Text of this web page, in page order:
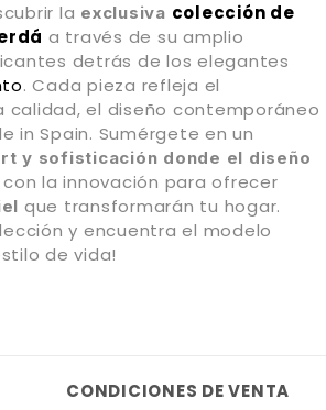
la exclusiva colección de
a través de su amplio
detrás de los elegantes
. Cada pieza refleja el
calidad, el diseño contemporáneo
in Spain. Sumérgete en un
y sofisticación donde el diseño
la innovación para ofrecer
que transformarán tu hogar.
y encuentra el modelo
de vida!
CONDICIONES DE VENTA